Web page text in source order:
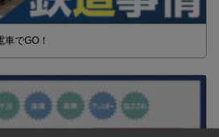
でGO！